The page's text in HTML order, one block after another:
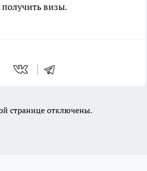
визы.
странице отключены.